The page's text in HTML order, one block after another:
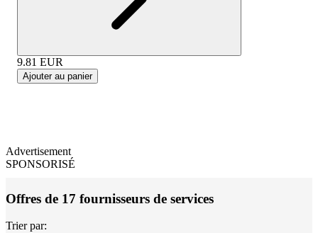
9.81 EUR
Ajouter au panier
Advertisement
SPONSORISÉ
Offres de 17 fournisseurs de services
Trier par: